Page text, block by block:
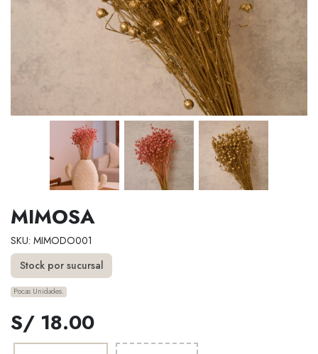
MIMOSA
SKU: MIMODO001
Stock por sucursal
Pocas Unidades.
S/ 18.00